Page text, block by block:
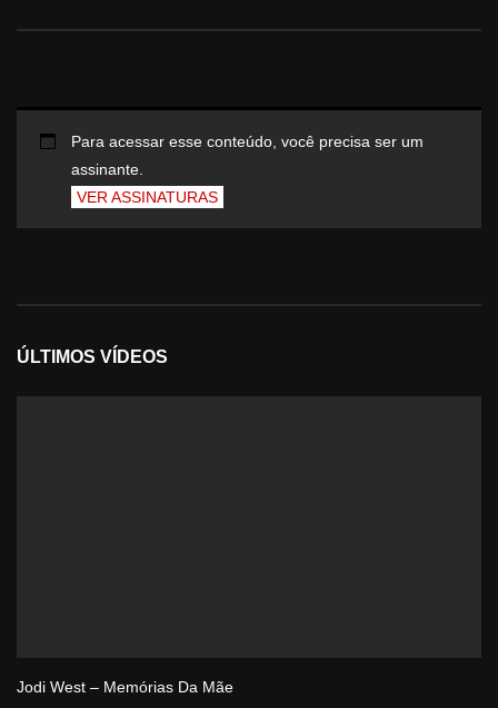
Para acessar esse conteúdo, você precisa ser um
assinante.
VER ASSINATURAS
ÚLTIMOS VÍDEOS
Jodi West – Memórias Da Mãe